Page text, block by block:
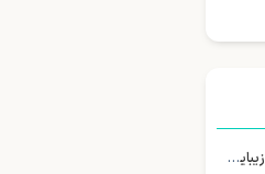
سفر درمانی به شیراز برای عمل زیبایی صورت | توریسم درمانی زیبایی شیراز